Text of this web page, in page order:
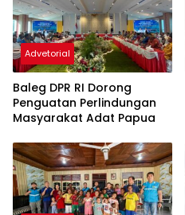
Advetorial
Baleg DPR RI Dorong
Penguatan Perlindungan
Masyarakat Adat Papua